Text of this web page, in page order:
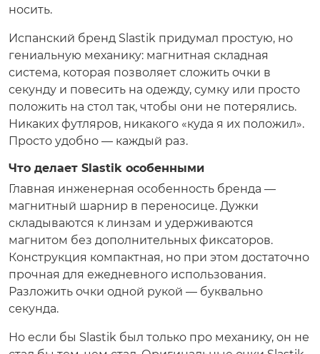
носить.
Испанский бренд Slastik придумал простую, но
гениальную механику: магнитная складная
система, которая позволяет сложить очки в
секунду и повесить на одежду, сумку или просто
положить на стол так, чтобы они не потерялись.
Никаких футляров, никакого «куда я их положил».
Просто удобно — каждый раз.
Что делает Slastik особенными
Главная инженерная особенность бренда —
магнитный шарнир в переносице. Дужки
складываются к линзам и удерживаются
магнитом без дополнительных фиксаторов.
Конструкция компактная, но при этом достаточно
прочная для ежедневного использования.
Разложить очки одной рукой — буквально
секунда.
Но если бы Slastik был только про механику, он не